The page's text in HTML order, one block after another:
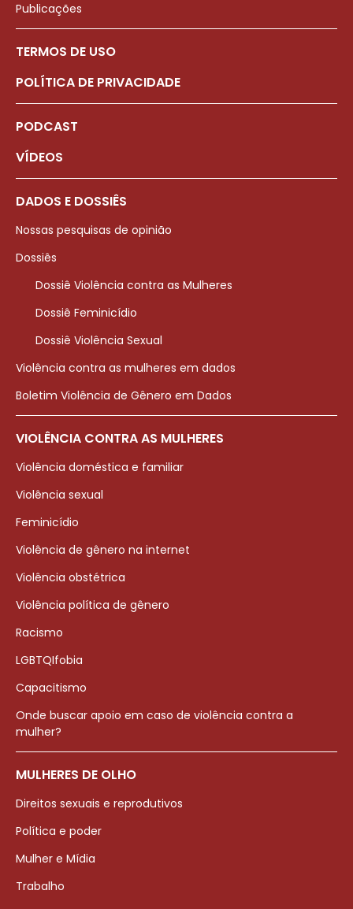
Publicações
TERMOS DE USO
POLÍTICA DE PRIVACIDADE
PODCAST
VÍDEOS
DADOS E DOSSIÊS
Nossas pesquisas de opinião
Dossiês
Dossiê Violência contra as Mulheres
Dossiê Feminicídio
Dossiê Violência Sexual
Violência contra as mulheres em dados
Boletim Violência de Gênero em Dados
VIOLÊNCIA CONTRA AS MULHERES
Violência doméstica e familiar
Violência sexual
Feminicídio
Violência de gênero na internet
Violência obstétrica
Violência política de gênero
Racismo
LGBTQIfobia
Capacitismo
Onde buscar apoio em caso de violência contra a
mulher?
MULHERES DE OLHO
Direitos sexuais e reprodutivos
Política e poder
Mulher e Mídia
Trabalho